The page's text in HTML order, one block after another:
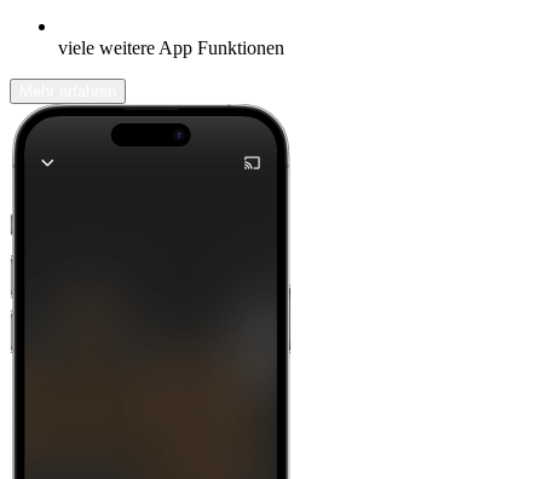
viele weitere App Funktionen